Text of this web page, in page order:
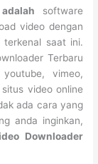
software
video dengan
saat ini.
Terbaru
vimeo,
video online
ada cara yang
anda inginkan,
Downloader